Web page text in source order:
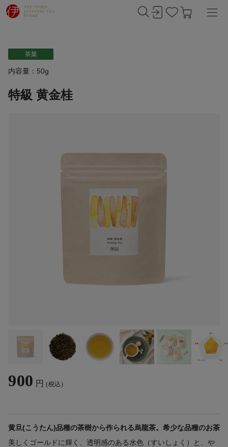
内容量：50g
特級 黄金桂
黄旦(こうたん)品種の茶樹から作られる烏龍茶。希少な品種のお茶
美しくゴールドに輝く、透明感のある水色（すいしょく）と、や
900 円 (税込)